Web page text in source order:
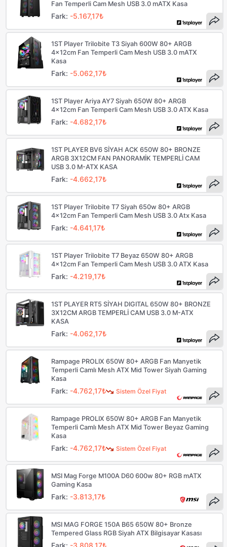
Fan Temperli Cam Mesh USB 3.0 mATX Kasa
Fark: -5.167,17₺
1ST Player Trilobite T3 Siyah 600W 80+ ARGB
4x12cm Fan Temperli Cam Mesh USB 3.0 mATX
Kasa
Fark: -5.062,17₺
1ST Player Ariya AY7 Siyah 650W 80+ ARGB
4x12cm Fan Temperli Cam Mesh USB 3.0 ATX Kasa
Fark: -4.682,17₺
1ST PLAYER BV6 SİYAH ACK 650W 80+ BRONZE
ARGB 3X12CM FAN PANORAMİK TEMPERLİ CAM
USB 3.0 M-ATX KASA
Fark: -4.662,17₺
1ST Player Trilobite T7 Siyah 650w 80+ ARGB
4x12cm Fan Temperli Cam Mesh USB 3.0 Atx Kasa
Fark: -4.641,17₺
1ST Player Trilobite T7 Beyaz 650W 80+ ARGB
4x12cm Fan Temperli Cam Mesh USB 3.0 ATX Kasa
Fark: -4.219,17₺
1ST PLAYER RT5 SİYAH DIGITAL 650W 80+ BRONZE
3X12CM ARGB TEMPERLİ CAM USB 3.0 M-ATX
KASA
Fark: -4.062,17₺
Sistem Özel Fiyat
Rampage PROLIX 650W 80+ ARGB Fan Manyetik
Temperli Camlı Mesh ATX Mid Tower Siyah Gaming
Kasa
Fark: -4.762,17₺
Sistem Özel Fiyat
Rampage PROLIX 650W 80+ ARGB Fan Manyetik
Temperli Camlı Mesh ATX Mid Tower Beyaz Gaming
Kasa
Fark: -4.762,17₺
MSI Mag Forge M100A D60 600w 80+ RGB mATX
Gaming Kasa
Fark: -3.813,17₺
MSI MAG FORGE 150A B65 650W 80+ Bronze
Tempered Glass RGB Siyah ATX Bilgisayar Kasası
Fark: -3.808,17₺